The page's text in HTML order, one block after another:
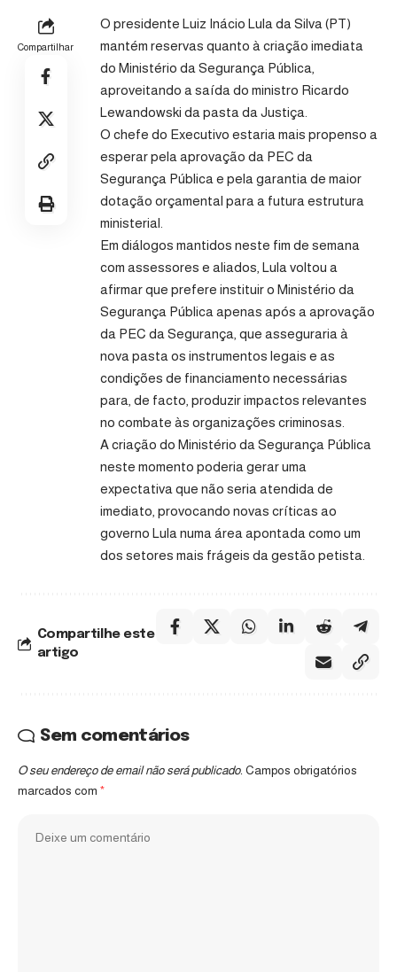
Compartilhar
O presidente Luiz Inácio Lula da Silva (PT)
mantém reservas quanto à criação imediata
do Ministério da Segurança Pública,
aproveitando a saída do ministro Ricardo
Lewandowski da pasta da Justiça.
O chefe do Executivo estaria mais propenso a
esperar pela aprovação da PEC da
Segurança Pública e pela garantia de maior
dotação orçamental para a futura estrutura
ministerial.
Em diálogos mantidos neste fim de semana
com assessores e aliados, Lula voltou a
afirmar que prefere instituir o Ministério da
Segurança Pública apenas após a aprovação
da PEC da Segurança, que asseguraria à
nova pasta os instrumentos legais e as
condições de financiamento necessárias
para, de facto, produzir impactos relevantes
no combate às organizações criminosas.
A criação do Ministério da Segurança Pública
neste momento poderia gerar uma
expectativa que não seria atendida de
imediato, provocando novas críticas ao
governo Lula numa área apontada como um
dos setores mais frágeis da gestão petista.
Compartilhe este
artigo
Sem comentários
O seu endereço de email não será publicado. Campos obrigatórios
marcados com *